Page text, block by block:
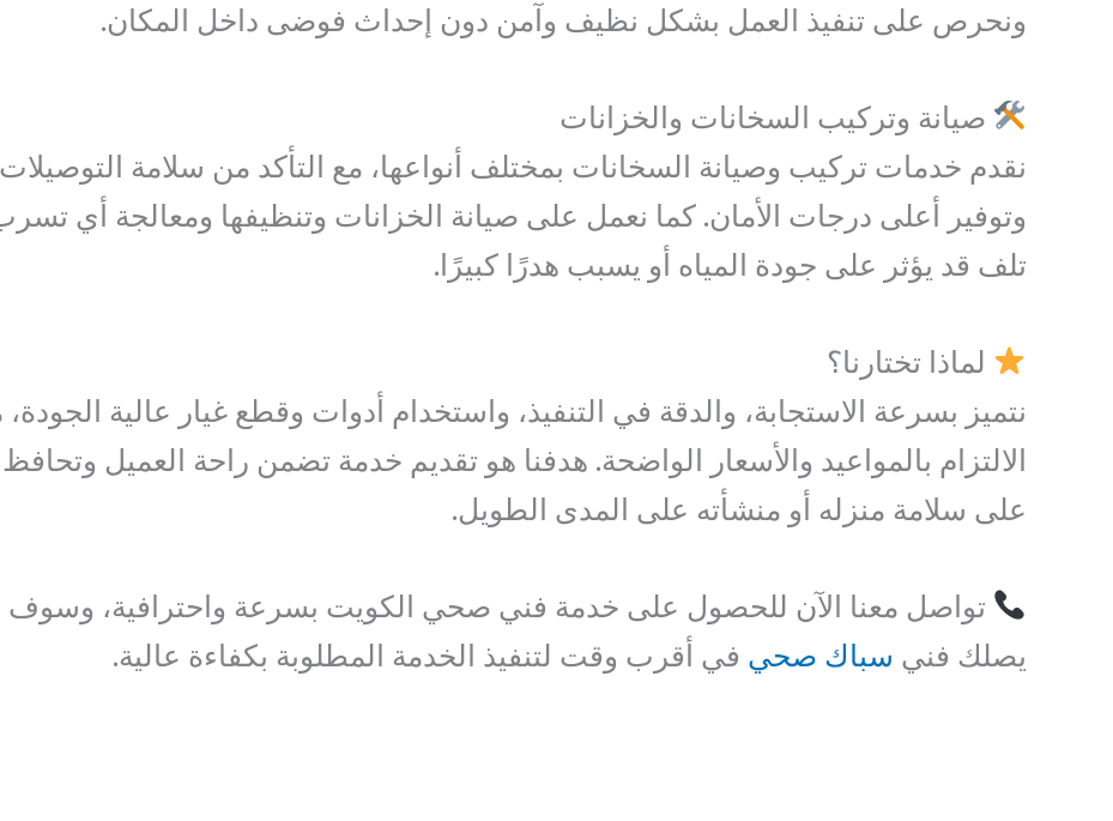
ونحرص على تنفيذ العمل بشكل نظيف وآمن دون إحداث فوضى داخل المكان.
صيانة وتركيب السخانات والخزانات
نقدم خدمات تركيب وصيانة السخانات بمختلف أنواعها، مع التأكد من سلامة التوصيلات
وتوفير أعلى درجات الأمان. كما نعمل على صيانة الخزانات وتنظيفها ومعالجة أي
تلف قد يؤثر على جودة المياه أو يسبب هدرًا كبيرًا.
لماذا تختارنا؟
نتميز بسرعة الاستجابة، والدقة في التنفيذ، واستخدام أدوات وقطع غيار عالية الجودة،
الالتزام بالمواعيد والأسعار الواضحة. هدفنا هو تقديم خدمة تضمن راحة العميل وتحافظ
على سلامة منزله أو منشأته على المدى الطويل.
تواصل معنا الآن للحصول على خدمة فني صحي الكويت بسرعة واحترافية، وسوف
يصلك فني سباك صحي في أقرب وقت لتنفيذ الخدمة المطلوبة بكفاءة عالية.